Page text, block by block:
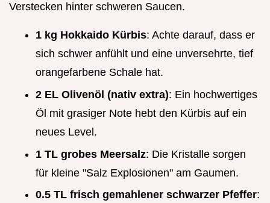
Verstecken hinter schweren Saucen.
1 kg Hokkaido Kürbis: Achte darauf, dass er
sich schwer anfühlt und eine unversehrte, tief
orangefarbene Schale hat.
2 EL Olivenöl (nativ extra): Ein hochwertiges
Öl mit grasiger Note hebt den Kürbis auf ein
neues Level.
1 TL grobes Meersalz: Die Kristalle sorgen
für kleine "Salz Explosionen" am Gaumen.
0.5 TL frisch gemahlener schwarzer Pfeffer: